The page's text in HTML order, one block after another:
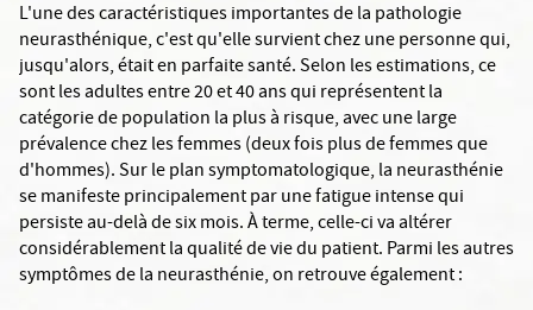
L'une des caractéristiques importantes de la pathologie
neurasthénique, c'est qu'elle survient chez une personne qui,
jusqu'alors, était en parfaite santé. Selon les estimations, ce
sont les adultes entre 20 et 40 ans qui représentent la
catégorie de population la plus à risque, avec une large
prévalence chez les femmes (deux fois plus de femmes que
d'hommes). Sur le plan symptomatologique, la neurasthénie
se manifeste principalement par une fatigue intense qui
persiste au-delà de six mois. À terme, celle-ci va altérer
considérablement la qualité de vie du patient. Parmi les autres
symptômes de la neurasthénie, on retrouve également :